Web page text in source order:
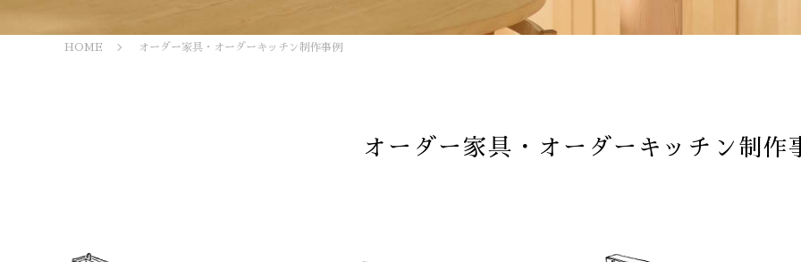
HOME オーダー家具・オーダーキッチン制作事例
オーダー家具・オーダーキッチン制作